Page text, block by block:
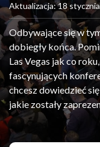
Aktualizacja: 18
Odbywające się w
dobiegły końca.
Las Vegas jak co
fascynujących
chcesz dowiedzieć
jakie zostały